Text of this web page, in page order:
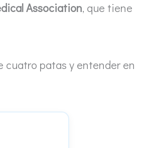
Association, que tiene
cuatro patas y entender en